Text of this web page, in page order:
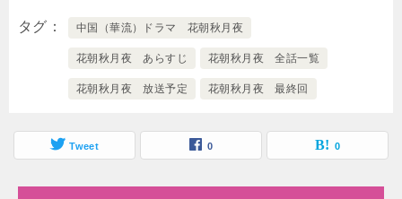
タグ 中国（華流）ドラマ 花朝秋月夜
花朝秋月夜 あらすじ 花朝秋月夜 全話一覧
花朝秋月夜 放送予定 花朝秋月夜 最終回
Tweet 0 0